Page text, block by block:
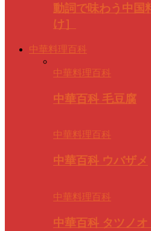
動詞で味わう中国
け］
中華料理百科
中華料理百科
中華百科 毛豆腐
中華料理百科
中華百科 ウバザメ
中華料理百科
中華百科 タツノオ